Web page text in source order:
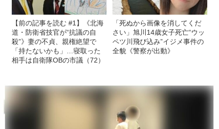
【前の記事を読む #1】《北海
道・防衛省技官が“抗議の自
殺”》妻の不貞、親権絶望で
「持たないかも」…寝取った
相手は自衛隊OBの市議（72）
「死ぬから画像を消してくだ
さい」旭川14歳女子死亡“ウッ
ペツ川飛び込み”イジメ事件の
全貌《警察が出動》